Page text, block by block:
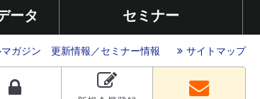
ータ セミナー
マガジン 更新情報 ／セミナー情報 サイトマップ